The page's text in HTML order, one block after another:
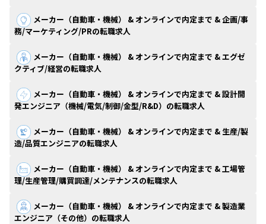
メーカー（自動車・機械） & オンラインで内定まで & 企画/事
務/マーケティング/PRの転職求人
メーカー（自動車・機械） & オンラインで内定まで & エグゼ
クティブ/経営の転職求人
メーカー（自動車・機械） & オンラインで内定まで & 設計開
発エンジニア（機械/電気/制御/金型/R&D）の転職求人
メーカー（自動車・機械） & オンラインで内定まで & 生産/製
造/品質エンジニアの転職求人
メーカー（自動車・機械） & オンラインで内定まで & 工場管
理/生産管理/購買調達/メンテナンスの転職求人
メーカー（自動車・機械） & オンラインで内定まで & 製造業
エンジニア（その他）の転職求人